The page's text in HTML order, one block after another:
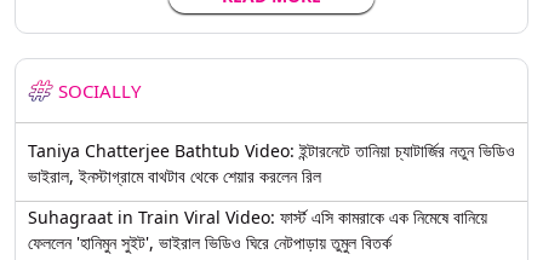
SOCIALLY
Taniya Chatterjee Bathtub Video: ইন্টারনেটে তানিয়া চ্যাটার্জির নতুন ভিডিও
ভাইরাল, ইনস্টাগ্রামে বাথটাব থেকে শেয়ার করলেন রিল
Suhagraat in Train Viral Video: ফার্স্ট এসি কামরাকে এক নিমেষে বানিয়ে
ফেললেন 'হানিমুন সুইট', ভাইরাল ভিডিও ঘিরে নেটপাড়ায় তুমুল বিতর্ক